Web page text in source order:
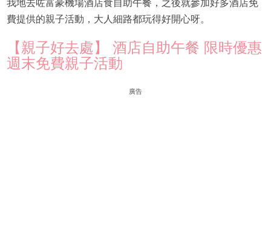
我地去咗富豪機場酒店食自助午餐，之後就參加好多酒店免
費提供的親子活動，大人細路都玩得好開心呀。
【親子好去處】 酒店自助午餐 限時優惠
週末免費親子活動
廣告